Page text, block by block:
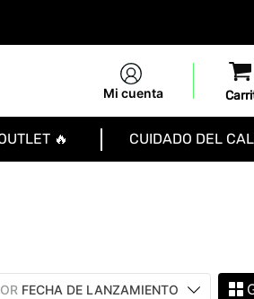
Mi cuenta
🔥 CUIDADO DEL
FECHA DE LANZAMIENTO